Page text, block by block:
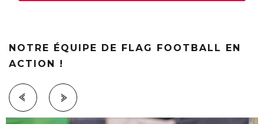
NOTRE ÉQUIPE DE FLAG FOOTBALL EN
ACTION !